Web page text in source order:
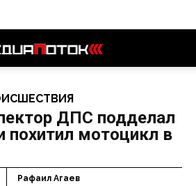
ДПС подделал
похитил мотоцикл в
Рафаил Агаев